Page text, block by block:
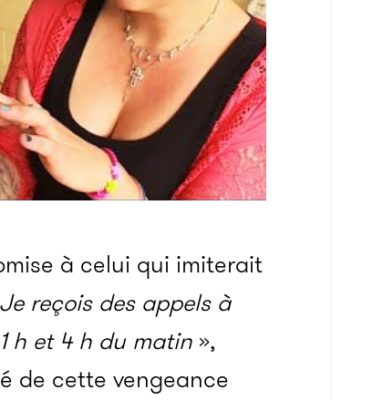
à celui qui imiterait
Je reçois des appels à
h et 4 h du matin »,
de cette vengeance